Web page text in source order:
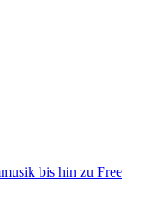
bis hin zu Free